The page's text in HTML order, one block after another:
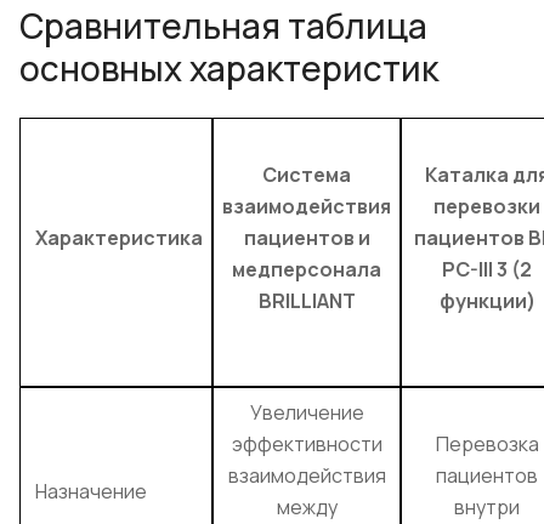
Сравнительная таблица
основных характеристик
Характеристика
Система
взаимодействия
пациентов и
медперсонала
BRILLIANT
Каталка
перевозки
пациентов
PC-III 3 (2
функции)
Назначение
Увеличение
эффективности
взаимодействия
между
Перевозка
пациентов
внутри